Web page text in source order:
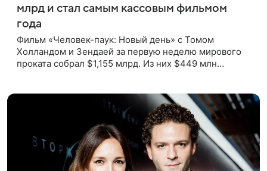
млрд и стал самым кассовым фильмом
года
Фильм «Человек-паук: Новый день» с Томом
Холландом и Зендаей за первую неделю мирового
проката собрал $1,155 млрд. Из них $449 млн